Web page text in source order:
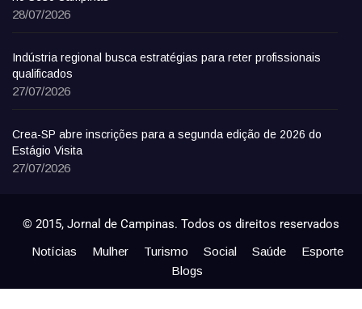
28/07/2026
Indústria regional busca estratégias para reter profissionais
qualificados
27/07/2026
Crea-SP abre inscrições para a segunda edição de 2026 do
Estágio Visita
27/07/2026
© 2015, Jornal de Campinas. Todos os direitos reservados
Notícias Mulher Turismo Social Saúde
Esporte
Blogs